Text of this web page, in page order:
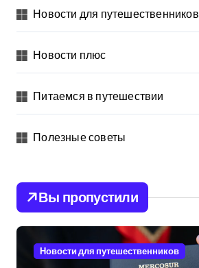
Новости для путешественников
Новости плюс
Питаемся в путешествии
Полезные советы
Вы пропустили
Новости для путешественников